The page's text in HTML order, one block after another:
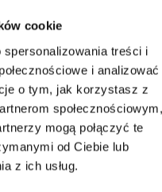
cookie
treści i
i analizować
o tym, jak korzystasz z
społecznościowym,
mogą połączyć te
od Ciebie lub
z ich usług.
podtrženo Best
48,80 zł